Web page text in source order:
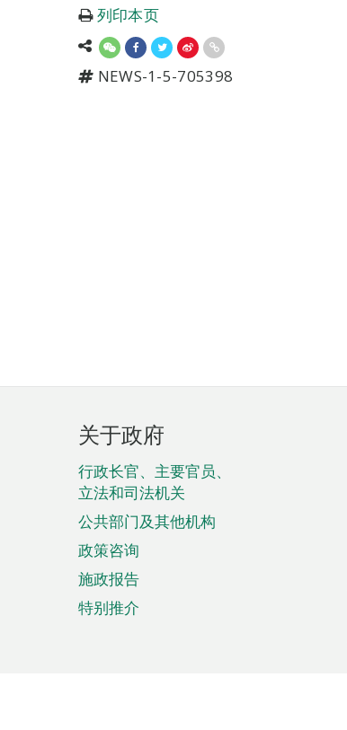
列印本页
NEWS-1-5-705398
页
脚
菜
单
关于政府
行政长官、主要官员、
立法和司法机关
公共部门及其他机构
政策咨询
施政报告
特别推介